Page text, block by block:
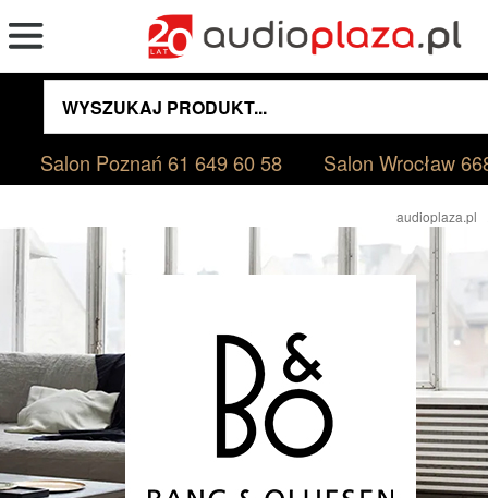
Salon Poznań61 649 60 58 Salon Wrocław
audioplaza.pl